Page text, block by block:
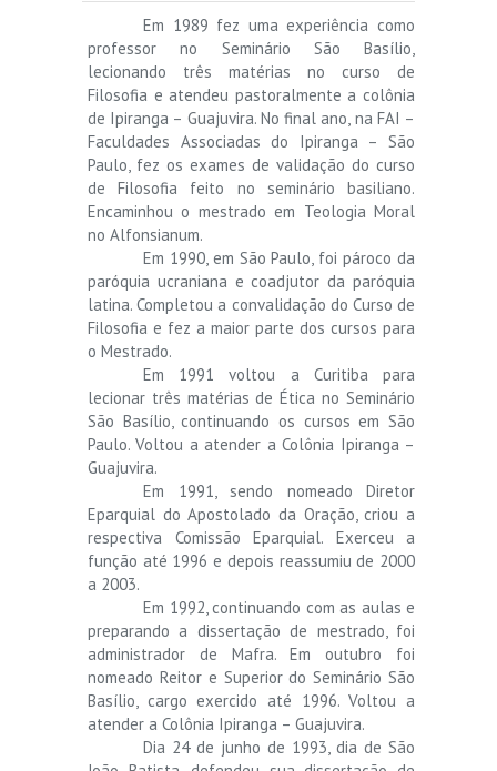
Em 1989 fez uma experiência como
professor no Seminário São Basílio,
lecionando três matérias no curso de
Filosofia e atendeu pastoralmente a colônia
de Ipiranga – Guajuvira. No final ano, na FAI –
Faculdades Associadas do Ipiranga – São
Paulo, fez os exames de validação do curso
de Filosofia feito no seminário basiliano.
Encaminhou o mestrado em Teologia Moral
no Alfonsianum.
Em 1990, em São Paulo, foi pároco da
paróquia ucraniana e coadjutor da paróquia
latina. Completou a convalidação do Curso de
Filosofia e fez a maior parte dos cursos para
o Mestrado.
Em 1991 voltou a Curitiba para
lecionar três matérias de Ética no Seminário
São Basílio, continuando os cursos em São
Paulo. Voltou a atender a Colônia Ipiranga –
Guajuvira.
Em 1991, sendo nomeado Diretor
Eparquial do Apostolado da Oração, criou a
respectiva Comissão Eparquial. Exerceu a
função até 1996 e depois reassumiu de 2000
a 2003.
Em 1992, continuando com as aulas e
preparando a dissertação de mestrado, foi
administrador de Mafra. Em outubro foi
nomeado Reitor e Superior do Seminário São
Basílio, cargo exercido até 1996. Voltou a
atender a Colônia Ipiranga – Guajuvira.
Dia 24 de junho de 1993, dia de São